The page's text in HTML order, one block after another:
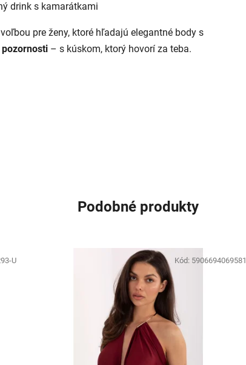
drink s kamarátkami
pre ženy, ktoré hľadajú elegantné body s
– s kúskom, ktorý hovorí za teba.
Podobné produkty
U Kód: 5906694069581